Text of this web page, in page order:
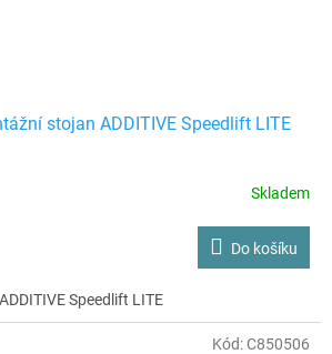
stojan ADDITIVE Speedlift LITE
Skladem
Do košíku
Speedlift LITE
Kód:C850506